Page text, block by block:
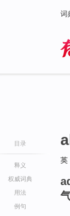
词
目录
释义
权威词典
用法
例句
英